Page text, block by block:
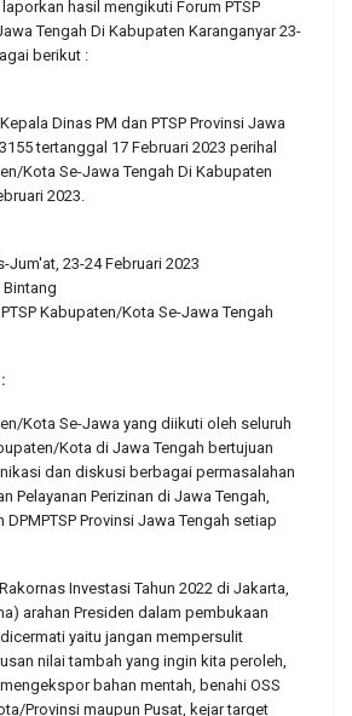
hasil mengikuti Forum PTSP
Tengah Di Kabupaten Karanganyar 23-
berikut :
Dinas PM dan PTSP Provinsi Jawa
tertanggal 17 Februari 2023 perihal
Kota Se-Jawa Tengah Di Kabupaten
2023.
Jum'at, 23-24 Februari 2023
Bintang
Kabupaten/Kota Se-Jawa Tengah
Kota Se-Jawa yang diikuti oleh seluruh
Kota di Jawa Tengah bertujuan
dan diskusi berbagai permasalahan
Pelayanan Perizinan di Jawa Tengah,
Provinsi Jawa Tengah setiap
Investasi Tahun 2022 di Jakarta,
arahan Presiden dalam pembukaan
yaitu jangan mempersulit
nilai tambah yang ingin kita peroleh,
bahan mentah, benahi OSS
Provinsi maupun Pusat, kejar target